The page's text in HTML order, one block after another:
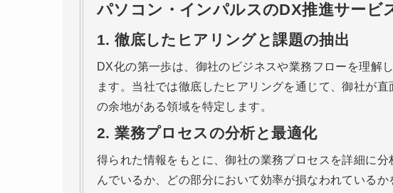
パソコン・インパルスのDX推進サービ
1.徹底したヒアリングと課題の抽出
DX化の第一歩は、御社のビジネスや業務フローを理解
ます。当社では徹底したヒアリングを通じて、御社が
の余地がある領域を特定します。
2.業務プロセスの分析と最適化
得られた情報をもとに、御社の業務プロセスを詳細に
んでいるか、どの部分において効率が損なわれている